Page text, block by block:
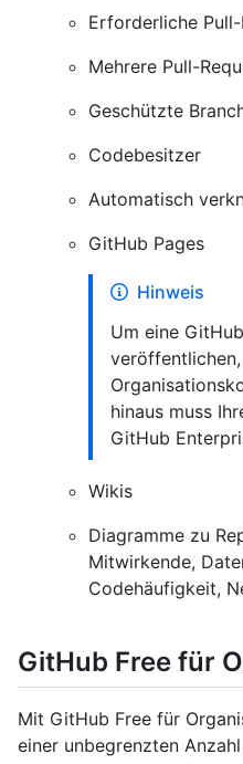
Erforderliche
Mehrere Pull-
Geschützte
Codebesitzer
Automatisch
GitHub Pages
Hinweis
Um eine
hinaus muss
GitHub
Wikis
Diagramme zu
Mitwirkende,
Codehäufigkeit,
GitHub Free für
Mit GitHub Free für
einer unbegrenzten